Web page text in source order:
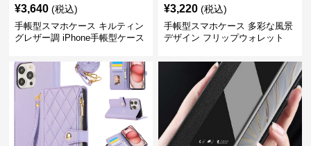
¥3,640 (税込)
手帳型スマホケース キルティン
グレザー調 iPhone手帳型ケース
¥3,220 (税込)
手帳型スマホケース 多彩な風景
デザイン フリップウォレット